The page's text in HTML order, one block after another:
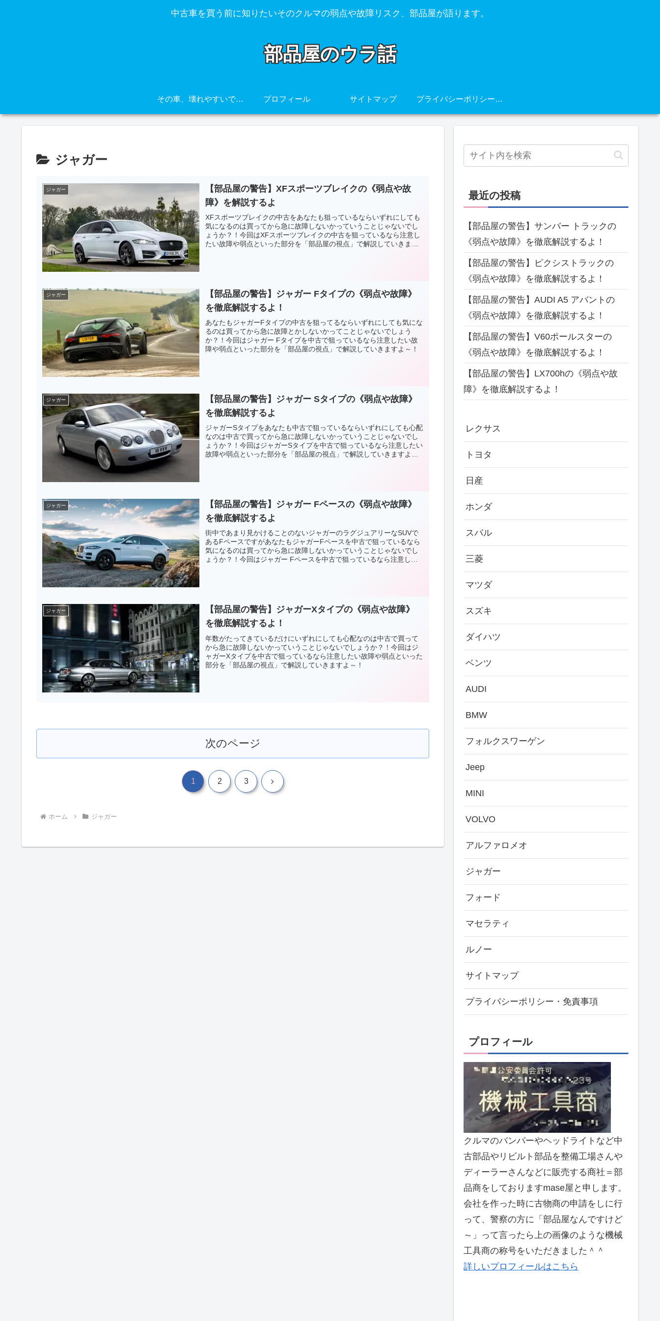
中古車を買う前に知りたいそのクルマの弱点や故障リスク、部品屋が語ります。
部品屋のウラ話
その車、壊れやすいですよ・・・ プロフィール サイトマップ プライバシーポリシー・免責事項
ジャガー
ジャガー
【部品屋の警告】XFスポーツブレイクの《弱点や故
障》を解説するよ
XFスポーツブレイクの中古をあなたも狙っているならいずれにしても
気になるのは買ってから急に故障しないかっていうことじゃないでし
ょうか？！今回はXFスポーツブレイクの中古を狙っているなら注意し
たい故障や弱点といった部分を「部品屋の視点」で解説していきます
ジャガー
【部品屋の警告】ジャガー Fタイプの《弱点や故障》
を徹底解説するよ！
あなたもジャガーFタイプの中古を狙ってるならいずれにしても気にな
るのは買ってから急に故障とかしないかってことじゃないでしょう
か？！今回はジャガー Fタイプを中古で狙っているなら注意したい故
障や弱点といった部分を「部品屋の視点」で解説していきますよ～！
ジャガー
【部品屋の警告】ジャガー Sタイプの《弱点や故障》
を徹底解説するよ
ジャガーSタイプをあなたも中古で狙っているならいずれにしても心配
なのは中古で買ってから急に故障しないかっていうことじゃないでし
ょうか？！今回はジャガーSタイプを中古で狙っているなら注意したい
故障や弱点といった部分を「部品屋の視点」で解説していきますよ
ジャガー
【部品屋の警告】ジャガー Fペースの《弱点や故障》
を徹底解説するよ
街中であまり見かけることのないジャガーのラグジュアリーなSUVで
あるFペースですがあなたもジャガーFペースを中古で狙っているなら
気になるのは買ってから急に故障しないかっていうことじゃないでし
ょうか？！今回はジャガー Fペースを中古で狙っているなら注意した
ジャガー
【部品屋の警告】ジャガーXタイプの《弱点や故障》
を徹底解説するよ！
年数がたってきているだけにいずれにしても心配なのは中古で買って
から急に故障しないかっていうことじゃないでしょうか？！今回はジ
ャガーXタイプを中古で狙っているなら注意したい故障や弱点といった
部分を「部品屋の視点」で解説していきますよ～！
次のページ
1 2 3 次
ホーム ジャガー
最近の投稿
【部品屋の警告】サンバー トラックの
《弱点や故障》を徹底解説するよ！
【部品屋の警告】ピクシストラックの
《弱点や故障》を徹底解説するよ！
【部品屋の警告】AUDI A5 アバントの
《弱点や故障》を徹底解説するよ！
【部品屋の警告】V60ポールスターの
《弱点や故障》を徹底解説するよ！
【部品屋の警告】LX700hの《弱点や故
障》を徹底解説するよ！
レクサス
トヨタ
日産
ホンダ
スバル
三菱
マツダ
スズキ
ダイハツ
ベンツ
AUDI
BMW
フォルクスワーゲン
Jeep
MINI
VOLVO
アルファロメオ
ジャガー
フォード
マセラティ
ルノー
サイトマップ
プライバシーポリシー・免責事項
プロフィール
クルマのバンパーやヘッドライトなど中
古部品やリビルト部品を整備工場さんや
ディーラーさんなどに販売する商社＝部
品商をしておりますmase屋と申します。
会社を作った時に古物商の申請をしに行
って、警察の方に「部品屋なんですけど
～」って言ったら上の画像のような機械
工具商の称号をいただきました＾＾
詳しいプロフィールはこちら